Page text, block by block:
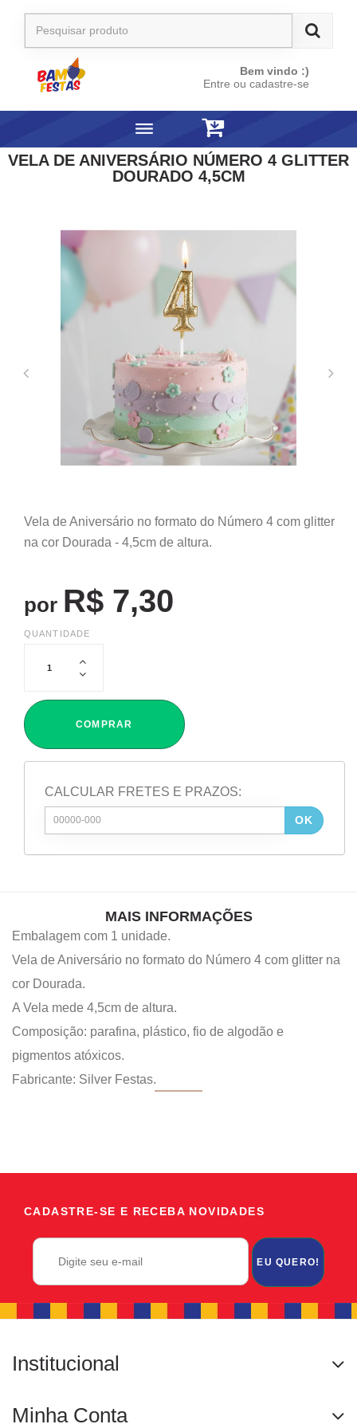
Bem vindo :)
Entre ou cadastre-se
VELA DE ANIVERSÁRIO NÚMERO 4 GLITTER
DOURADO 4,5CM
Vela de Aniversário no formato do Número 4 com glitter
na cor Dourada - 4,5cm de altura.
por R$ 7,30
QUANTIDADE
COMPRAR
CALCULAR FRETES E PRAZOS:
OK
MAIS INFORMAÇÕES
Embalagem com 1 unidade.
Vela de Aniversário no formato do Número 4 com glitter na
cor Dourada.
A Vela mede 4,5cm de altura.
Composição: parafina, plástico, fio de algodão e
pigmentos atóxicos.
Fabricante: Silver Festas.
CADASTRE-SE E RECEBA NOVIDADES
EU QUERO!
Institucional
Minha Conta